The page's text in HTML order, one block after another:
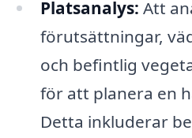
Platsanalys: Att
förutsättningar,
och befintlig
för att planera en
Detta inkluderar